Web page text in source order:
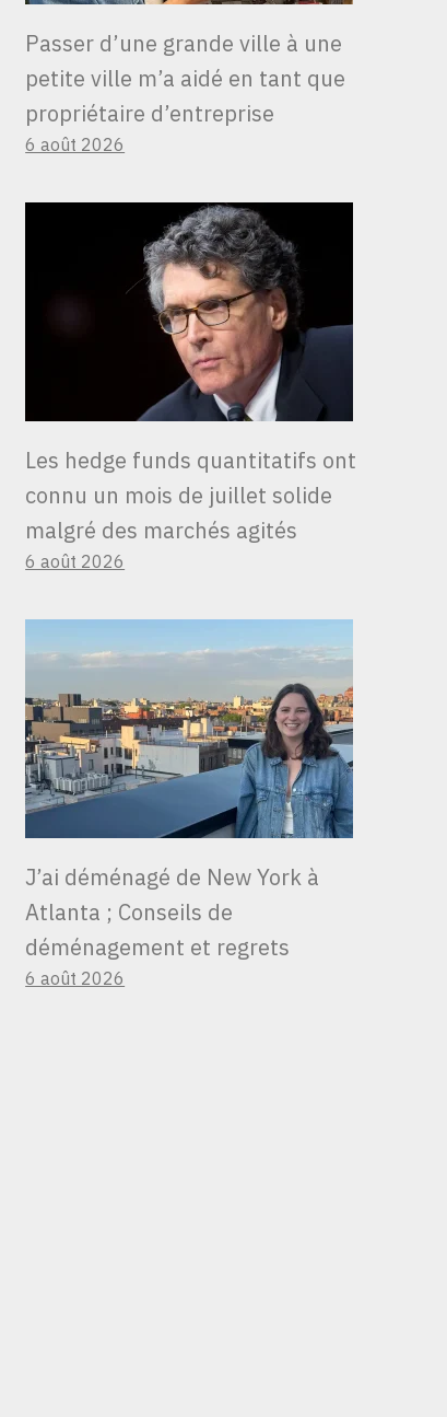
Passer d’une grande ville à une
petite ville m’a aidé en tant que
propriétaire d’entreprise
6 août 2026
Les hedge funds quantitatifs ont
connu un mois de juillet solide
malgré des marchés agités
6 août 2026
J’ai déménagé de New York à
Atlanta ; Conseils de
déménagement et regrets
6 août 2026